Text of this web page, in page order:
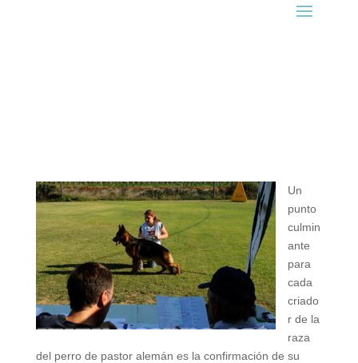
Un
punto
culmin
ante
para
cada
criado
r de la
raza
del perro de pastor alemán es la confirmación de su